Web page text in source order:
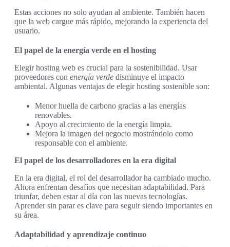
Estas acciones no solo ayudan al ambiente. También hacen
que la web cargue más rápido, mejorando la experiencia del
usuario.
El papel de la energía verde en el hosting
Elegir hosting web es crucial para la sostenibilidad. Usar
proveedores con energía verde disminuye el impacto
ambiental. Algunas ventajas de elegir hosting sostenible son:
Menor huella de carbono gracias a las energías
renovables.
Apoyo al crecimiento de la energía limpia.
Mejora la imagen del negocio mostrándolo como
responsable con el ambiente.
El papel de los desarrolladores en la era digital
En la era digital, el rol del desarrollador ha cambiado mucho.
Ahora enfrentan desafíos que necesitan adaptabilidad. Para
triunfar, deben estar al día con las nuevas tecnologías.
Aprender sin parar es clave para seguir siendo importantes en
su área.
Adaptabilidad y aprendizaje continuo